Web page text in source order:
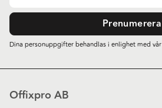
Prenumerera
Dina personuppgifter behandlas i enlighet med vår
Offixpro AB